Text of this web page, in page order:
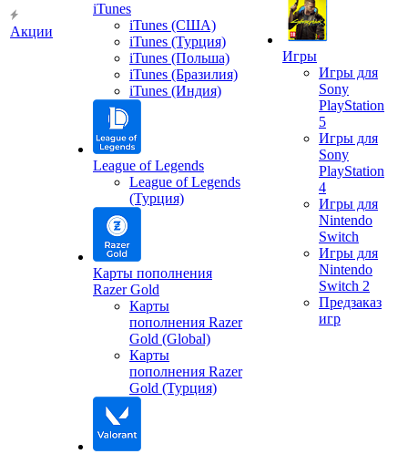
Акции
iTunes
iTunes (США)
iTunes (Турция)
iTunes (Польша)
iTunes (Бразилия)
iTunes (Индия)
League of Legends
League of Legends
(Турция)
Карты пополнения
Razer Gold
Карты
пополнения Razer
Gold (Global)
Карты
пополнения Razer
Gold (Турция)
Игры
Игры для
Sony
PlayStation
5
Игры для
Sony
PlayStation
4
Игры для
Nintendo
Switch
Игры для
Nintendo
Switch 2
Предзаказ
игр